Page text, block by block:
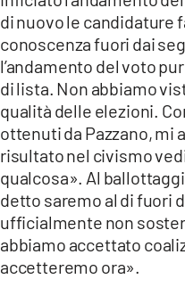
di nuovo le candidature
conoscenza fuori dai
l’andamento del voto
di lista. Non abbiamo
qualità delle elezioni.
ottenuti da Pazzano, mi
risultato nel civismo
qualcosa». Al
detto saremo al di fuori
ufficialmente non
abbiamo accettato
accetteremo ora».